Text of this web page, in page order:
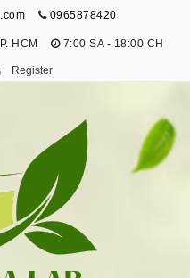
0965878420
HCM 7:00 SA - 18:00 CH
Register